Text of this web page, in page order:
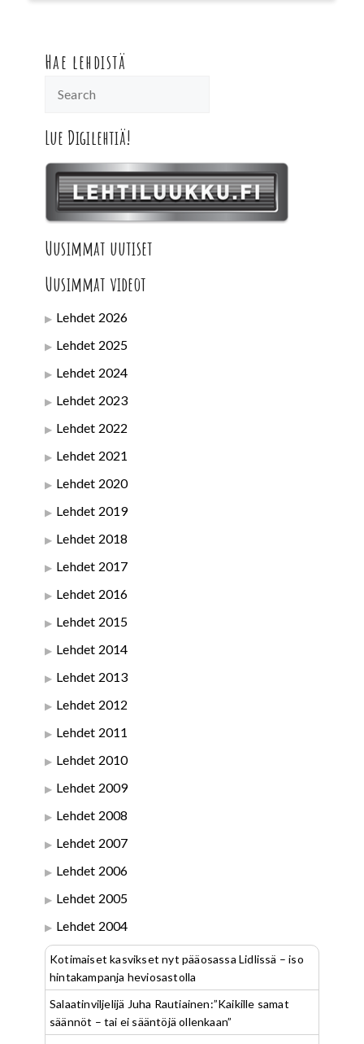
Hae lehdistä
Lue Digilehtiä!
Uusimmat uutiset
Uusimmat videot
Lehdet 2026
Lehdet 2025
Lehdet 2024
Lehdet 2023
Lehdet 2022
Lehdet 2021
Lehdet 2020
Lehdet 2019
Lehdet 2018
Lehdet 2017
Lehdet 2016
Lehdet 2015
Lehdet 2014
Lehdet 2013
Lehdet 2012
Lehdet 2011
Lehdet 2010
Lehdet 2009
Lehdet 2008
Lehdet 2007
Lehdet 2006
Lehdet 2005
Lehdet 2004
Kotimaiset kasvikset nyt pääosassa Lidlissä – iso
hintakampanja heviosastolla
Salaatinviljelijä Juha Rautiainen:”Kaikille samat
säännöt – tai ei sääntöjä ollenkaan”